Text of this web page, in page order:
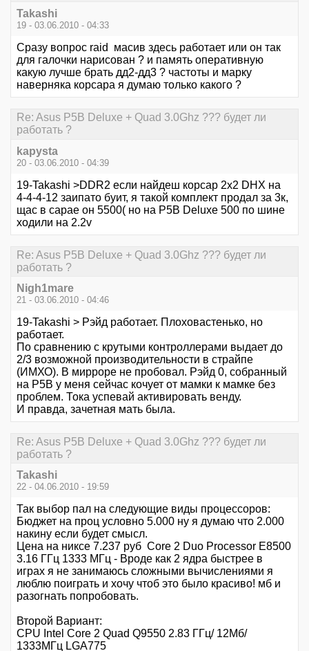
Takashi
19 - 03.06.2010 - 04:33
Сразу вопрос raid масив здесь работает или он так
для галочки нарисован ? и память оперативную
какую лучше брать дд2-дд3 ? частоты и марку
наверняка корсара я думаю только какого ?
Re: Asus P5B Deluxe + Quad 3.0Ghz ??? будет ли
работать ?
kapysta
20 - 03.06.2010 - 04:39
19-Takashi >DDR2 если найдеш корсар 2х2 DHX на
4-4-4-12 заипато буит, я такой комплект продал за 3к,
щас в сарае он 5500( но на P5B Deluxe 500 по шине
ходили на 2.2v
Re: Asus P5B Deluxe + Quad 3.0Ghz ??? будет ли
работать ?
Nigh1mare
21 - 03.06.2010 - 04:46
19-Takashi > Рэйд работает. Плоховастенько, но
работает.
По сравнению с крутыми контроллерами выдает до
2/3 возможной производительности в страйпе
(ИМХО). В мирроре не пробовал. Рэйд 0, собранный
на Р5В у меня сейчас кочует от мамки к мамке без
проблем. Тока успевай активировать венду.
И правда, зачетная мать была.
Re: Asus P5B Deluxe + Quad 3.0Ghz ??? будет ли
работать ?
Takashi
22 - 04.06.2010 - 19:59
Так выбор пал на следующие виды процессоров:
Бюджет на проц условно 5.000 ну я думаю что 2.000
накину если будет смысл.
Цена на никсе 7.237 руб Core 2 Duo Processor E8500
3.16 ГГц 1333 МГц - Вроде как 2 ядра быстрее в
играх я не занимаюсь сложными вычислениями я
люблю поиграть и хочу чтоб это было красиво! мб и
разогнать попробовать.
Второй Вариант:
CPU Intel Core 2 Quad Q9550 2.83 ГГц/ 12Мб/
1333МГц LGA775